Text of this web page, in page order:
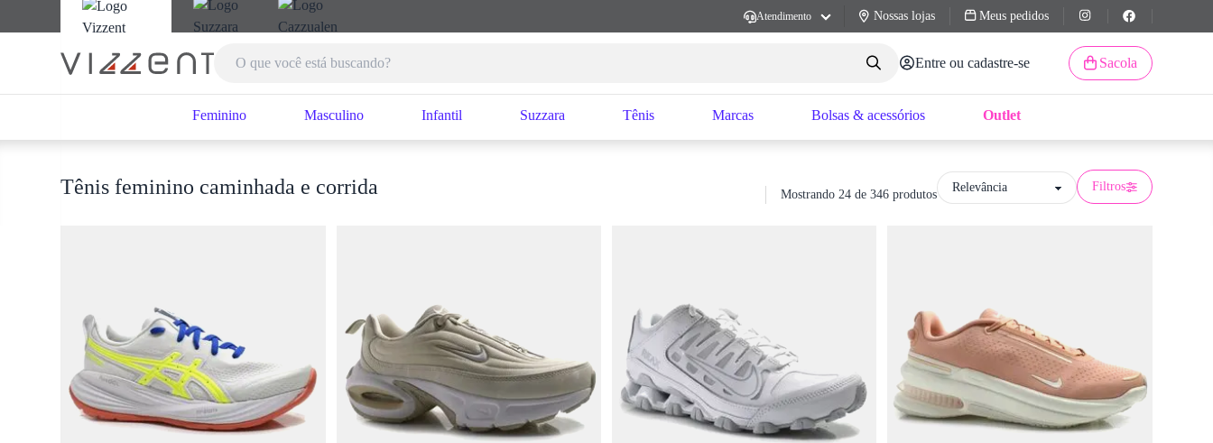
Atendimento Nossas lojas Meus pedidos
Entre ou cadastre-se Sacola
Feminino Masculino Infantil Suzzara Tênis Marcas Bolsas & acessórios Outlet
Tênis feminino caminhada e corrida Mostrando 24 de 346 produtos
Filtros